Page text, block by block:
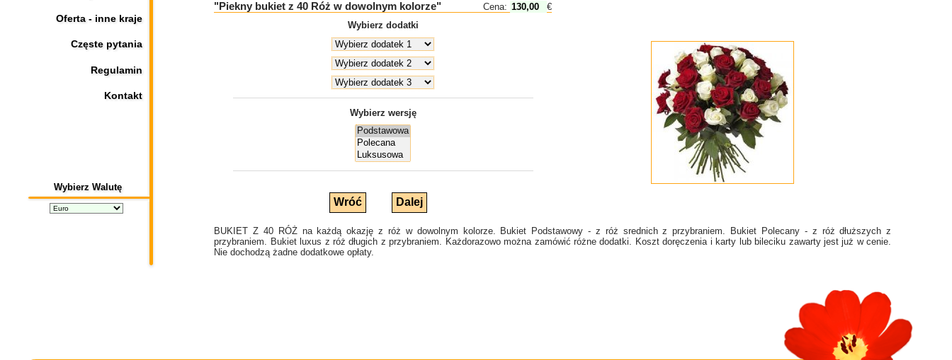
Oferta - inne kraje
Częste pytania
Regulamin
Kontakt
Wybierz Walutę
Cena: €
"Piekny bukiet z 40 Róż w dowolnym kolorze"
Wybierz dodatki
Wybierz wersję
BUKIET Z 40 RÓŻ na każdą okazję z róż w dowolnym kolorze. Bukiet Podstawowy - z róż srednich z przybraniem. Bukiet Polecany - z róż dłuższych z
przybraniem. Bukiet luxus z róż długich z przybraniem. Każdorazowo można zamówić różne dodatki. Koszt doręczenia i karty lub bileciku zawarty jest już w cenie.
Nie dochodzą żadne dodatkowe opłaty.